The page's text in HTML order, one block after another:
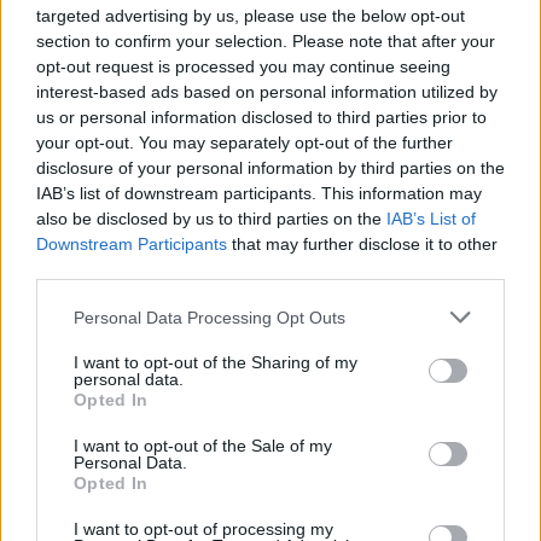
targeted advertising by us, please use the below opt-out
section to confirm your selection. Please note that after your
opt-out request is processed you may continue seeing
interest-based ads based on personal information utilized by
us or personal information disclosed to third parties prior to
your opt-out. You may separately opt-out of the further
disclosure of your personal information by third parties on the
IAB’s list of downstream participants. This information may
also be disclosed by us to third parties on the IAB’s List of
Downstream Participants that may further disclose it to other
Personal Data Processing Opt Outs
I want to opt-out of the Sharing of my
personal data.
Opted In
I want to opt-out of the Sale of my
Personal Data.
Opted In
I want to opt-out of processing my
Τρεις συγκεντρώσεις στη Λέσβο
για την Παλαιστίνη
Μυτιλήνη, Πλωμάρι και Ερεσός
συμμετέχουν την Κυριακή στην
πανελλαδική ημέρα δράσης
ενάντια στον πόλεμο στη Γάζα και
στη συνέχιση της συνεργασίας
Ελλάδας–Ισραήλ
ΔΡΑΣΕΙΣ
Τα παιδιά ανακαλύπτουν το
Διαδραστική εκπαιδευτική δράση
στο Μουσείο του Σιγρίου, με
αναμνηστικά για όλους και ετήσια
κάρτα ελεύθερης εισόδου για τον
νικητή
ΔΡΑΣΕΙΣ
Κάλεσμα για συγκέντρωση υπέρ
της Παλαιστίνης από